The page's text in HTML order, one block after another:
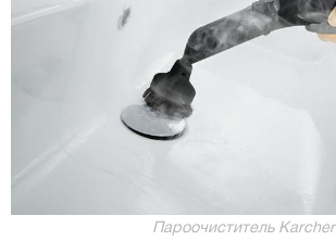
Пароочиститель Karcher